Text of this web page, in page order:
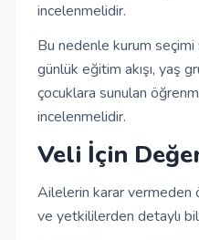
incelenmelidir.
Bu nedenle kurum seçimi
günlük eğitim akışı, yaş
çocuklara sunulan
incelenmelidir.
Veli İçin
Ailelerin karar vermeden
ve yetkililerden detaylı